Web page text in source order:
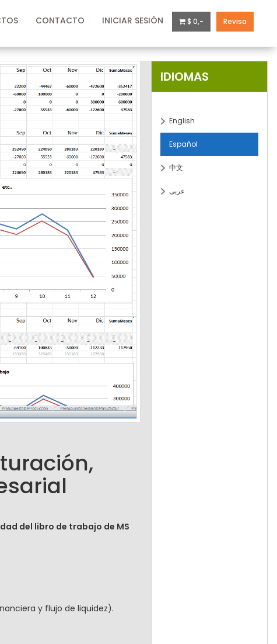
$ 0,- Revisa
CONTACTO INICIAR SESIÓN
del libro de trabajo de MS
y flujo de liquidez).
IDIOMAS
English
Español
中文
عربى